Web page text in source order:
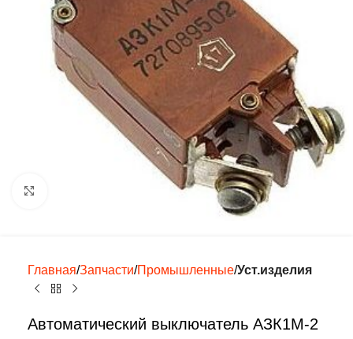
Нажмите, чтобы увеличить
Главная Запчасти Промышленные Уст.изделия
Автоматический выключатель АЗК1М-2